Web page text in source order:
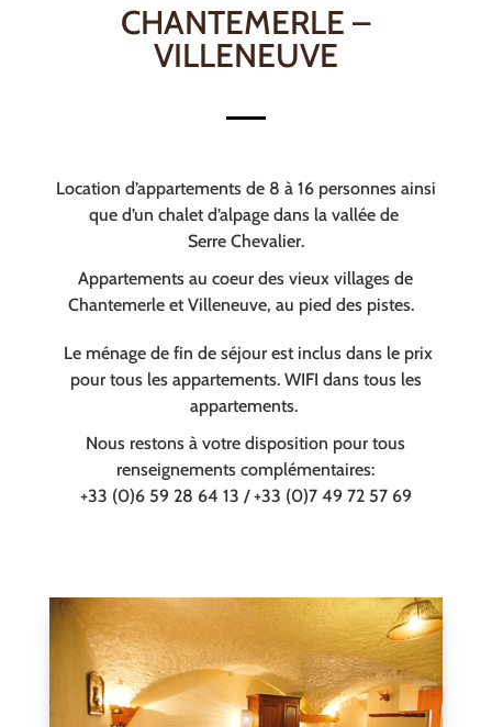
CHANTEMERLE –
VILLENEUVE
Location d’appartements de 8 à 16 personnes ainsi
que d’un chalet d’alpage dans la vallée de
Serre Chevalier.
Appartements au coeur des vieux villages de
Chantemerle et Villeneuve, au pied des pistes.
Le ménage de fin de séjour est inclus dans le prix
pour tous les appartements. WIFI dans tous les
appartements.
Nous restons à votre disposition pour tous
renseignements complémentaires:
+33 (0)6 59 28 64 13 / +33 (0)7 49 72 57 69